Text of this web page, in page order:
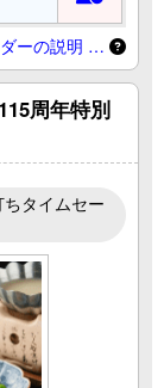
ーの説明 …
周年特別
タイムセー